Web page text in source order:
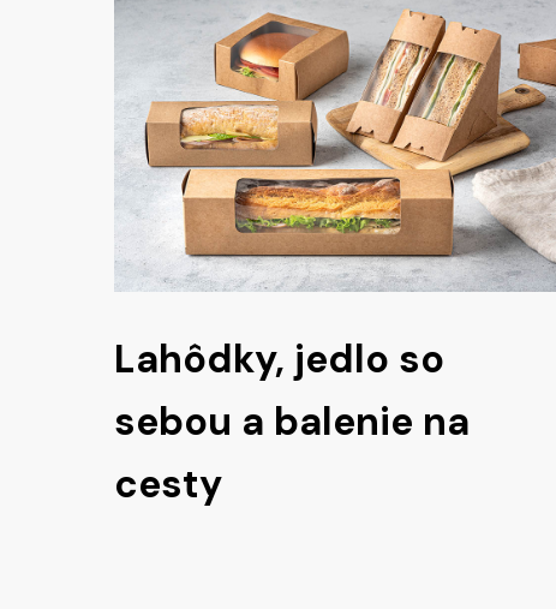
Lahôdky, jedlo so
sebou a balenie na
cesty